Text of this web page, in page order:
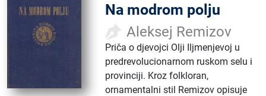
Na modrom polju
Aleksej Remizov
Priča o djevojci Olji Iljmenjevoj u
predrevolucionarnom ruskom selu i
provinciji. Kroz folkloran,
ornamentalni stil Remizov opisuje